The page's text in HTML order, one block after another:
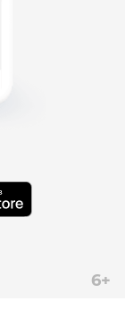
6+